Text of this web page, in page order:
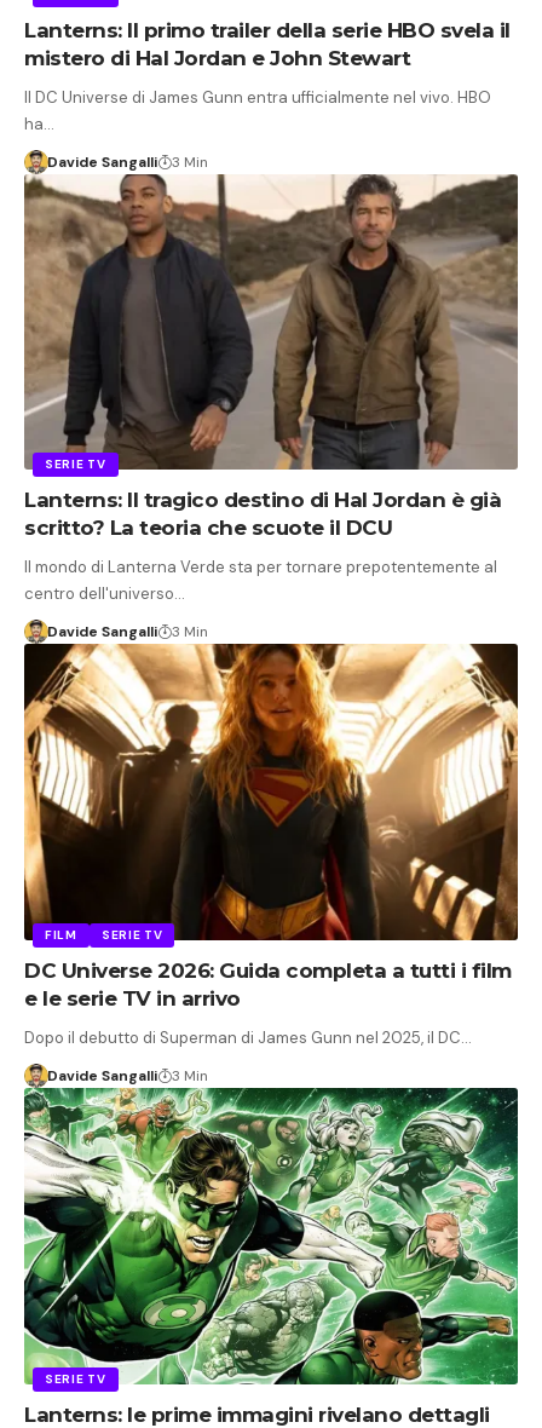
Lanterns: Il primo trailer della serie HBO svela il
mistero di Hal Jordan e John Stewart
Il DC Universe di James Gunn entra ufficialmente nel vivo. HBO
ha…
Davide Sangalli 3 Min
SERIE TV
Lanterns: Il tragico destino di Hal Jordan è già
scritto? La teoria che scuote il DCU
Il mondo di Lanterna Verde sta per tornare prepotentemente al
centro dell'universo…
Davide Sangalli 3 Min
FILM SERIE TV
DC Universe 2026: Guida completa a tutti i film
e le serie TV in arrivo
Dopo il debutto di Superman di James Gunn nel 2025, il DC…
Davide Sangalli 3 Min
SERIE TV
Lanterns: le prime immagini rivelano dettagli